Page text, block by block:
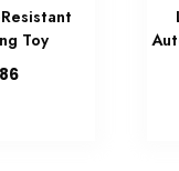
Toy
Current